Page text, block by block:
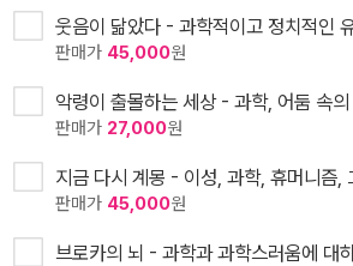
웃음이 닮았다 - 과학적이고 정치적인
판매가 45,000원
악령이 출몰하는 세상 - 과학, 어둠 속의
판매가 27,000원
지금 다시 계몽 - 이성, 과학, 휴머니즘,
판매가 45,000원
브로카의 뇌 - 과학과 과학스러움에 대